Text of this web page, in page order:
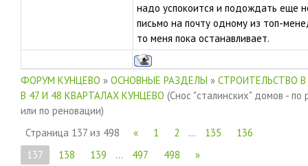
надо успокоится и подождать еще
письмо на почту одному из топ-
то меня пока останавливает.
ФОРУМ КУНЦЕВО » ОСНОВНЫЕ РАЗДЕЛЫ » СТРОИТЕЛЬСТВО
В 47 И 48 КВАРТАЛАХ КУНЦЕВО (Снос "сталинских" домов - по
или по реновации)
Страница 137 из 498 « 1 2 … 135
136
137
138 139 … 497 498 »